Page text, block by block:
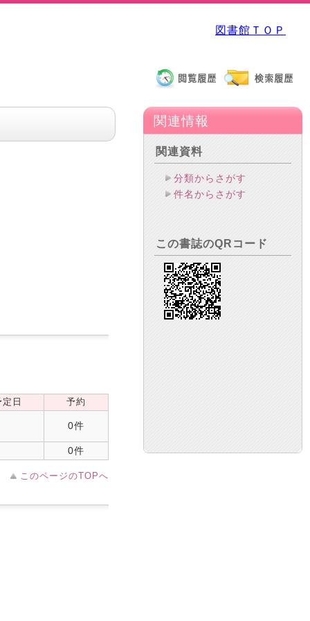
図書館ＴＯＰ
日 予約
0件
0件
このページのTOPへ
関連情報
関連資料
分類からさがす
件名からさがす
この書誌のQRコード